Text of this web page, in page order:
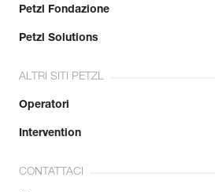
Petzl Fondazione
Petzl Solutions
ALTRI SITI PETZL
Operatori
Intervention
CONTATTACI